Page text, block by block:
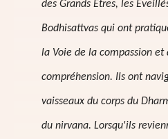
des Grands Êtres, les
Bodhisattvas qui ont
la Voie de la compassion et
compréhension. Ils ont
vaisseaux du corps du
du nirvana. Lorsqu'ils